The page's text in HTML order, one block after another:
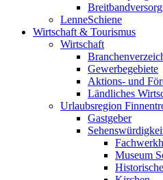
LenneSchiene
Wirtschaft & Tourismus
Wirtschaft
Gewerbegebiete
Aktions- und
Ländliches
Urlaubsregion
Gastgeber
Museum